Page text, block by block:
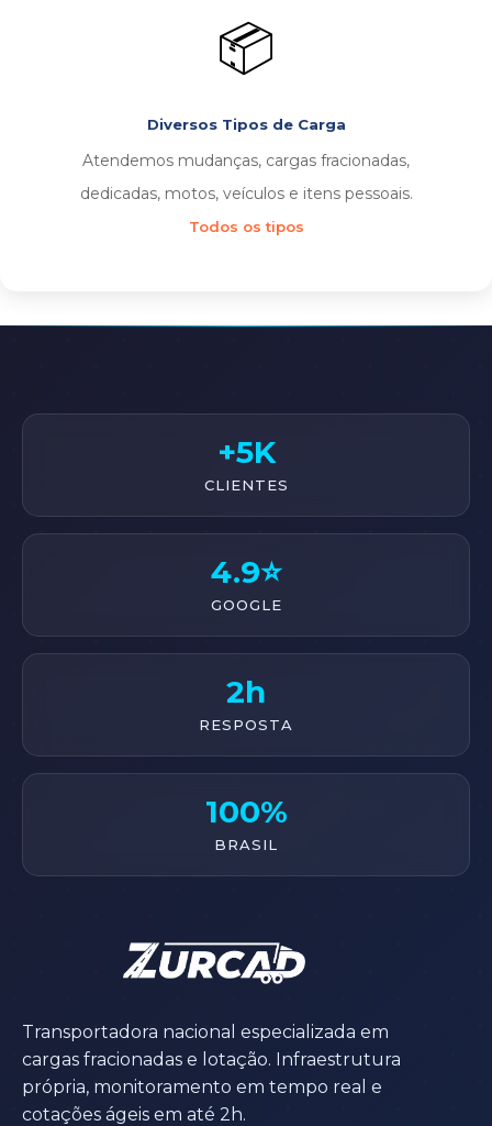
📦
Diversos Tipos de Carga
Atendemos mudanças, cargas fracionadas,
dedicadas, motos, veículos e itens pessoais.
Todos os tipos
+5K
CLIENTES
4.9⭐
GOOGLE
2h
RESPOSTA
100%
BRASIL
Transportadora nacional especializada em
cargas fracionadas e lotação. Infraestrutura
própria, monitoramento em tempo real e
cotações ágeis em até 2h.